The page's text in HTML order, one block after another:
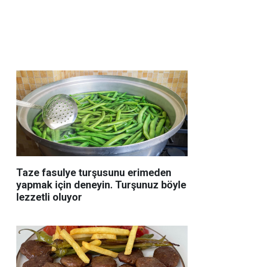
Taze fasulye turşusunu erimeden
yapmak için deneyin. Turşunuz böyle
lezzetli oluyor